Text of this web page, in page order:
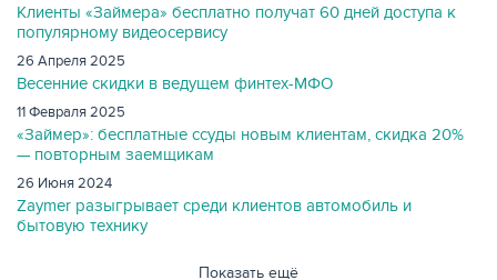
Клиенты «Займера» бесплатно получат 60 дней доступа к
популярному видеосервису
26 Апреля 2025
Весенние скидки в ведущем финтех-МФО
11 Февраля 2025
«Займер»: бесплатные ссуды новым клиентам, скидка 20%
— повторным заемщикам
26 Июня 2024
Zaymer разыгрывает среди клиентов автомобиль и
бытовую технику
Показать ещё